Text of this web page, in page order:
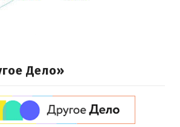
Дело»